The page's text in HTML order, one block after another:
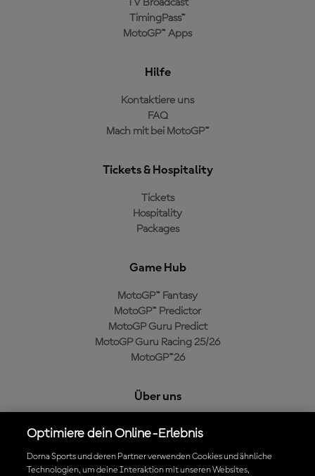
TV Broadcast
TimingPass™
MotoGP™ Apps
Hilfe
Kontaktiere uns
FAQ
Mach mit bei MotoGP™
Tickets & Hospitality
Tickets
Hospitality
Packages
Game Hub
MotoGP™ Fantasy
MotoGP™ Predictor
MotoGP Guru Predict
MotoGP Guru Racing 25/26
MotoGP™26
Über uns
Cookie-Richtlinien
Geschäftsbedingungen
Datenschutzrichtlinien
Optimiere dein Online-Erlebnis
Dorna Sports und deren Partner verwenden Cookies und ähnliche
Technologien, um deine Interaktion mit unseren Websites,